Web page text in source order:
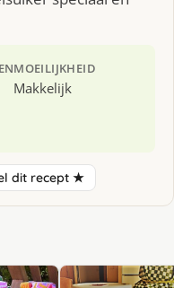
MOEILIJKHEID
Makkelijk
dit recept ★